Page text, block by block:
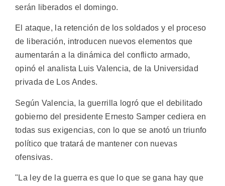
serán liberados el domingo.
El ataque, la retención de los soldados y el proceso
de liberación, introducen nuevos elementos que
aumentarán a la dinámica del conflicto armado,
opinó el analista Luis Valencia, de la Universidad
privada de Los Andes.
Según Valencia, la guerrilla logró que el debilitado
gobierno del presidente Ernesto Samper cediera en
todas sus exigencias, con lo que se anotó un triunfo
político que tratará de mantener con nuevas
ofensivas.
"La ley de la guerra es que lo que se gana hay que